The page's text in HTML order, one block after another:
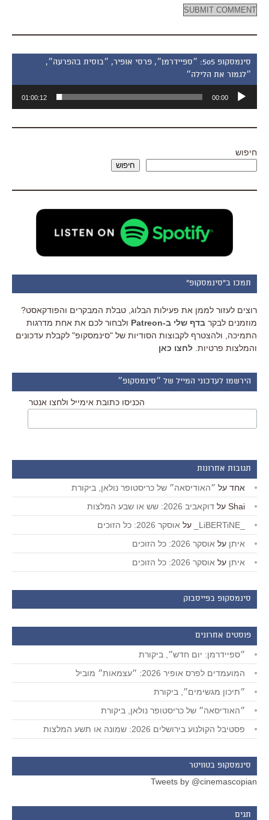
סינמסקופ 505: ״ספיידרמן״, פרסי אופיר, ״בוסית בהפרעה״,
״לגמור את הלילה״
אודיו
00:00
01:00:12
חיפוש
חיפוש
תמכו ב"סינמסקופ"
רוצים לעזור לממן את פעילות הבלוג, טבלת המבקרים והפודקאסט?
מוזמנים לבקר בדף שלי ב-Patreon
ולבחור לכם את אחת מדרגות
התמיכה, ולהצטרף לקבוצות הסודיות של "סינמסקופ" לקבלת עדכונים
והמלצות פרטיות. לחצו כאן
הירשמו לעדכוני המייל של ״סינמסקופ״
הכניסו כתובת אימייל ולחצו אנטר
תגובות אחרונות
אחד על ״האודיסאה״ של כריסטופר נולאן, ביקורת
Shai על דוקאביב 2026: שש או שבע המלצות
על אוסקר 2026: כל הזוכים
איתן על אוסקר 2026: כל הזוכים
איתן על אוסקר 2026: כל הזוכים
סינמסקופ בפייסבוק
פוסטים אחרונים
״ספיידרמן: יום חדש״, ביקורת
המועמדים לפרס אופיר 2026: ״עצמאות״ מוביל
״תיכון מגשימים״, ביקורת
״האודיסאה״ של כריסטופר נולאן, ביקורת
פסטיבל הקולנוע בירושלים 2026: שמונה או תשע המלצות
סינמסקופ בטוויטר
Tweets by @cinemascopian
תגים